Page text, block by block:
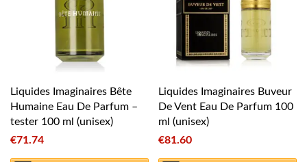
Liquides Imaginaires Bête
Humaine Eau De Parfum –
tester 100 ml (unisex)
€71.74
Liquides Imaginaires Buveur
De Vent Eau De Parfum 100
ml (unisex)
€81.60